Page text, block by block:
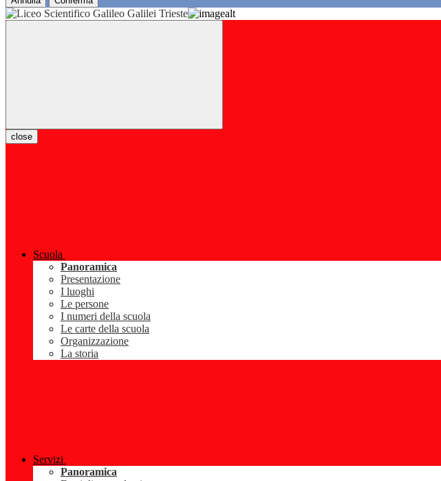
close
Scuola
Panoramica
Presentazione
I luoghi
Le persone
I numeri della scuola
Le carte della scuola
Organizzazione
La storia
Servizi
Panoramica